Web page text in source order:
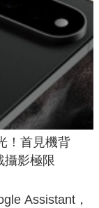
！首見機背
攝影極限
Assistant，